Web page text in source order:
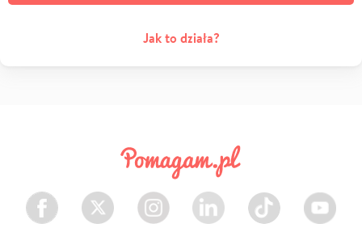
Jak to działa?
Facebook Twitter Instagram LinkedIn TikTok Youtube